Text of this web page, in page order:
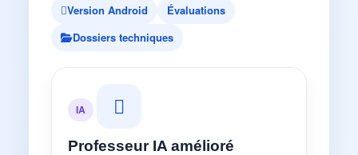
Version Android
Évaluations
Dossiers techniques
IA
Professeur IA amélioré